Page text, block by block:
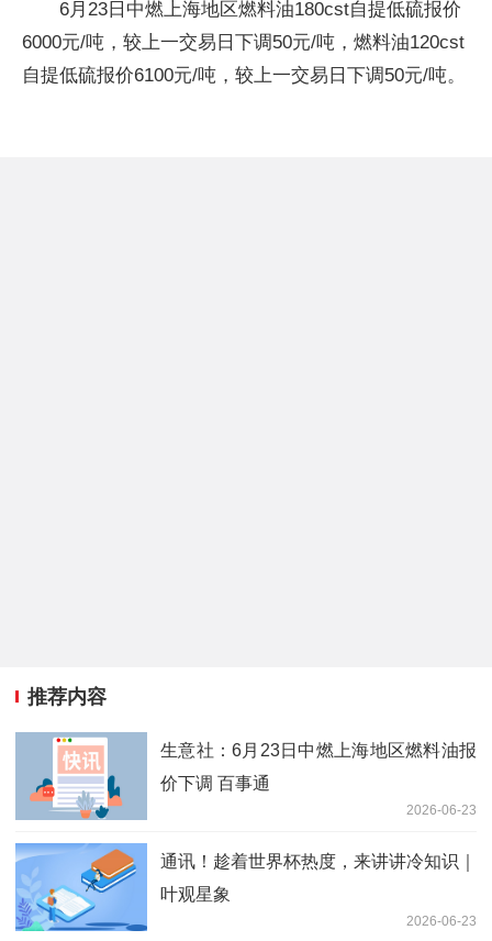
6月23日中燃上海地区燃料油180cst自提低硫报价
6000元/吨，较上一交易日下调50元/吨，燃料油120cst
自提低硫报价6100元/吨，较上一交易日下调50元/吨。
推荐内容
生意社：6月23日中燃上海地区燃料油报
价下调 百事通
2026-06-23
通讯！趁着世界杯热度，来讲讲冷知识｜
叶观星象
2026-06-23